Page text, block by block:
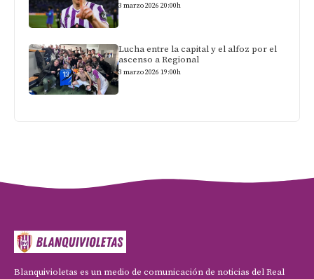
3 marzo 2026 20:00h
Lucha entre la capital y el alfoz por el
ascenso a Regional
3 marzo 2026 19:00h
Blanquivioletas es un medio de comunicación de noticias del Real